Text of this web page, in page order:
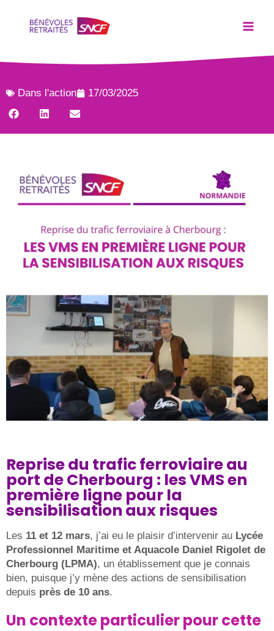
Dans l'action 17/03/2025
Reprise du trafic ferroviaire au
port de Cherbourg : les VMS en
première ligne pour la
sensibilisation aux risques
Les 11 et 12 mars, j’ai eu le plaisir d’intervenir au Lycée
Professionnel Maritime et Aquacole Daniel Rigolet de
Cherbourg (LPMA), un établissement que je connais
bien, puisque j’y mène des actions de sensibilisation
depuis près de 10 ans.
Un contexte particulier pour cette